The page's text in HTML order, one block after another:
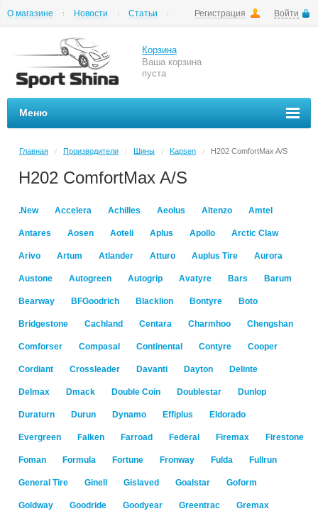
Регистрация Войти
О магазине Новости
Статьи
Корзина
Ваша корзина
пуста
Меню
Главная / Производители / Шины / Kapsen / H202 ComfortMax A/S
H202 ComfortMax A/S
.New Accelera Achilles Aeolus Altenzo Amtel
Antares Aosen Aoteli Aplus Apollo Arctic Claw
Arivo Artum Atlander Atturo Auplus Tire Aurora
Austone Autogreen Autogrip Avatyre Bars Barum
Bearway BFGoodrich Blacklion Bontyre Boto
Bridgestone Cachland Centara Charmhoo Chengshan
Comforser Compasal Continental Contyre Cooper
Cordiant Crossleader Davanti Dayton Delinte
Delmax Dmack Double Coin Doublestar Dunlop
Duraturn Durun Dynamo Effiplus Eldorado
Evergreen Falken Farroad Federal Firemax Firestone
Foman Formula Fortune Fronway Fulda Fullrun
General Tire Ginell Gislaved Goalstar Goform
Goldway Goodride Goodyear Greentrac Gremax